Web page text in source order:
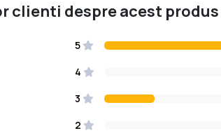
clienti despre acest produs
5
4
3
2